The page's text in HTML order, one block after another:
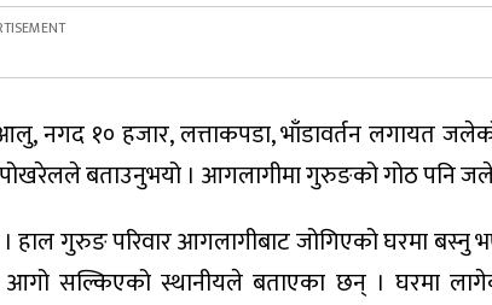
नगद १० हजार, लत्ताकपडा, भाँडावर्तन लगायत
पोखरेलले बताउनुभयो । आगलागीमा गुरुङको गोठ पनि
गुरुङ परिवार आगलागीबाट जोगिएको घरमा बस्नु
सल्किएको स्थानीयले बताएका छन् । घरमा